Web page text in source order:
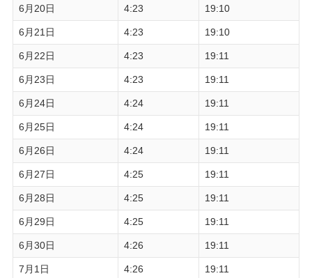
6月20日 4:23 19:10
6月21日 4:23 19:10
6月22日 4:23 19:11
6月23日 4:23 19:11
6月24日 4:24 19:11
6月25日 4:24 19:11
6月26日 4:24 19:11
6月27日 4:25 19:11
6月28日 4:25 19:11
6月29日 4:25 19:11
6月30日 4:26 19:11
7月1日 4:26 19:11